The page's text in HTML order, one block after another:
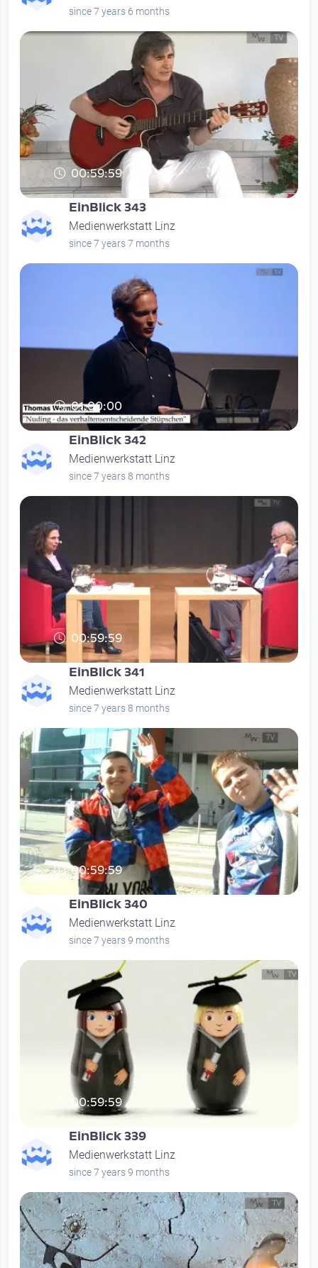
since 7 years 6 months
00:59:59
EinBlick 343
Medienwerkstatt Linz
since 7 years 7 months
01:00:00
EinBlick 342
Medienwerkstatt Linz
since 7 years 8 months
00:59:59
EinBlick 341
Medienwerkstatt Linz
since 7 years 8 months
00:59:59
EinBlick 340
Medienwerkstatt Linz
since 7 years 9 months
00:59:59
EinBlick 339
Medienwerkstatt Linz
since 7 years 9 months